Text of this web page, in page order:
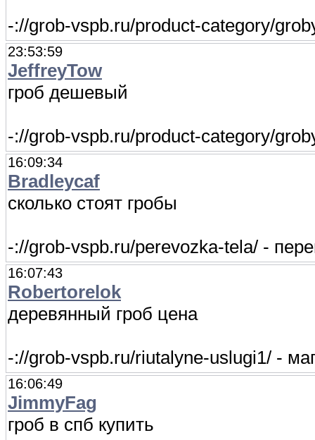
-://grob-vspb.ru/product-category/
23:53:59
JeffreyTow
гроб дешевый
-://grob-vspb.ru/product-category/
16:09:34
Bradleycaf
сколько стоят гробы
-://grob-vspb.ru/perevozka-tela/ -
16:07:43
Robertorelok
деревянный гроб цена
-://grob-vspb.ru/riutalyne-uslugi1/ -
16:06:49
JimmyFag
гроб в спб купить